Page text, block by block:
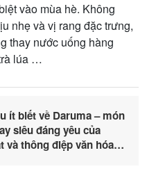
vào mùa hè. Không
nhẹ và vị rang đặc trưng,
thay nước uống hàng
lúa …
ít biết về Daruma – món
siêu đáng yêu của
và thông điệp văn hóa